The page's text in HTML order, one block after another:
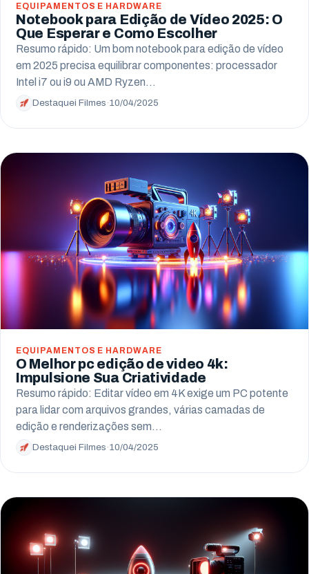
EQUIPAMENTOS E HARDWARE
Notebook para Edição de Vídeo 2025: O
Que Esperar e Como Escolher
Resumo rápido: Um bom notebook para edição de vídeo
em 2025 precisa equilibrar componentes: processador
Intel i7 ou i9 ou AMD Ryzen…
Destaquei Filmes ·10/04/2025
EQUIPAMENTOS E HARDWARE
O Melhor pc edição de video 4k:
Impulsione Sua Criatividade
Resumo rápido: Editar vídeo em 4K exige um PC potente
para lidar com arquivos grandes, várias camadas de
edição e renderizações sem…
Destaquei Filmes ·10/04/2025